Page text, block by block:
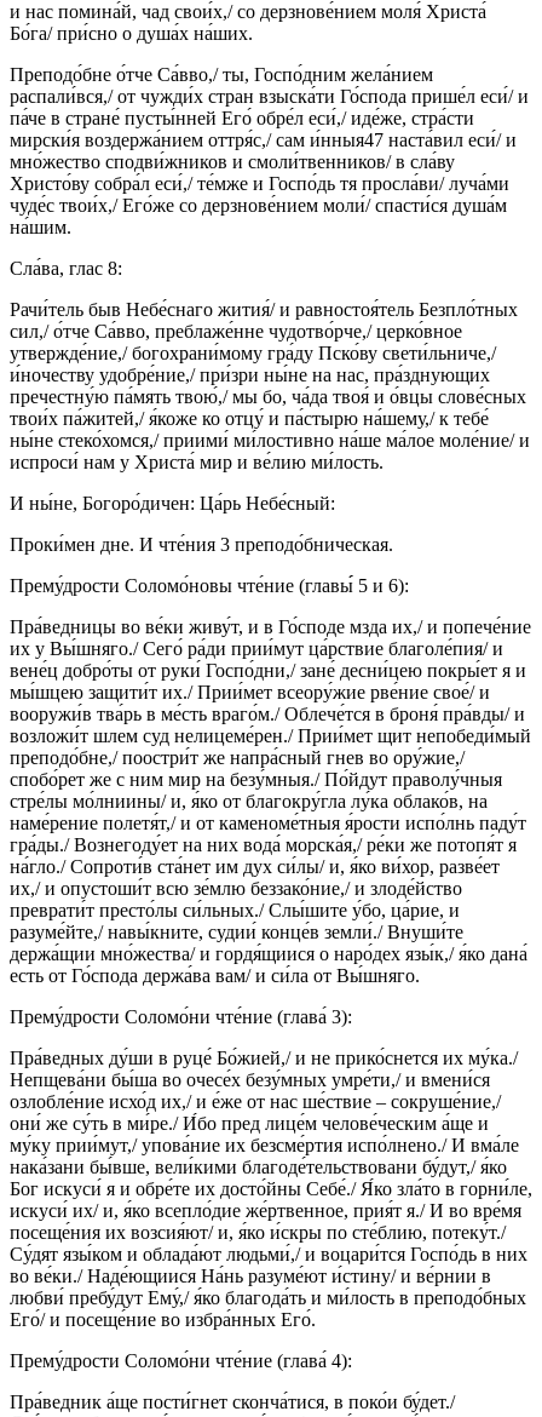
и нас помина́й, чад свои́х,/ со дерзнове́нием моля́ Христа́
Бо́га/ при́сно о душа́х на́ших.
Преподо́бне о́тче Са́вво,/ ты, Госпо́дним жела́нием
распали́вся,/ от чужди́х стран взыска́ти Го́спода прише́л еси́/ и
па́че в стране́ пусты́нней Его́ обре́л еси́,/ иде́же, стра́сти
мирски́я воздержа́нием оттря́с,/ сам и́нныя47 наста́вил еси́/ и
мно́жество сподви́жников и смоли́твенников/ в сла́ву
Христо́ву собра́л еси́,/ те́мже и Госпо́дь тя просла́ви/ луча́ми
чуде́с твои́х,/ Его́же со дерзнове́нием моли́/ спасти́ся душа́м
на́шим.
Сла́ва, глас 8:
Рачи́тель быв Небе́снаго жития́/ и равностоя́тель Безпло́тных
сил,/ о́тче Са́вво, преблаже́нне чудотво́рче,/ церко́вное
утвержде́ние,/ богохрани́мому гра́ду Пско́ву свети́льниче,/
и́ночеству удобре́ние,/ при́зри ны́не на нас, пра́зднующих
пречестну́ю па́мять твою́,/ мы бо, ча́да твоя́ и о́вцы слове́сных
твои́х па́житей,/ я́коже ко отцу́ и па́стырю на́шему,/ к тебе́
ны́не стеко́хомся,/ приими́ ми́лостивно на́ше ма́лое моле́ние/ и
испроси́ нам у Христа́ мир и ве́лию ми́лость.
И ны́не, Богоро́дичен: Ца́рь Небе́сный:
Проки́мен дне. И чте́ния 3 преподо́бническая.
Прему́дрости Соломо́новы чте́ние (главы́́ 5 и 6):
Пра́ведницы во ве́ки живу́т, и в Го́споде мзда их,/ и попече́ние
их у Вы́шняго./ Сего́ ра́ди прии́мут ца́рствие благоле́пия/ и
вене́ц добро́ты от руки́ Госпо́дни,/ зане́ десни́цею покры́ет я и
мы́шцею защити́т их./ Прии́мет всеору́жие рве́ние свое́/ и
вооружи́в тва́рь в ме́сть враго́м./ Облече́тся в броня́ пра́вды/ и
возложи́т шлем суд нелицеме́рен./ Прии́мет щит непобеди́мый
преподо́бне,/ поостри́т же напра́сный гнев во ору́жие,/
спобо́рет же с ним мир на безу́мныя./ По́йдут праволу́чныя
стре́лы мо́лниины/ и, я́ко от благокру́гла лу́ка облако́в, на
наме́рение полетя́т,/ и от каменоме́тныя я́рости испо́лнь паду́т
гра́ды./ Вознегоду́ет на них вода́ морска́я,/ ре́ки же потопя́т я
на́гло./ Сопроти́в ста́нет им дух си́лы/ и, я́ко ви́хор, разве́ет
их,/ и опустоши́т всю зе́млю беззако́ние,/ и злоде́йство
преврати́т престо́лы си́льных./ Слы́шите у́бо, ца́рие, и
разуме́йте,/ навы́кните, судии́ конце́в земли́./ Внуши́те
держа́щии мно́жества/ и гордя́щиися о наро́дех язы́к,/ я́ко дана́
есть от Го́спода держа́ва вам/ и си́ла от Вы́шняго.
Прему́дрости Соломо́ни чте́ние (глава́ 3):
Пра́ведных ду́ши в руце́ Бо́жией,/ и не прико́снется их му́ка./
Непщева́ни бы́ша во очесе́х безу́мных умре́ти,/ и вмени́ся
озлобле́ние исхо́д их,/ и е́же от нас ше́ствие – сокруше́ние,/
они́ же су́ть в ми́ре./ И́бо пред лице́м челове́ческим а́ще и
му́ку прии́мут,/ упова́ние их безсме́ртия испо́лнено./ И вма́ле
нака́зани бы́вше, вели́кими благоде́тельствовани бу́дут,/ я́ко
Бог искуси́ я и обре́те их досто́йны Себе́./ Я́ко зла́то в горни́ле,
искуси́ их/ и, я́ко всепло́дие же́ртвенное, прия́т я./ И во вре́мя
посеще́ния их возсия́ют/ и, я́ко и́скры по сте́блию, потеку́т./
Су́дят язы́ком и облада́ют людьми́,/ и воцари́тся Госпо́дь в них
во ве́ки./ Наде́ющиися На́нь разуме́ют и́стину/ и ве́рнии в
любви́ пребу́дут Ему́,/ я́ко благода́ть и ми́лость в преподо́бных
Его́/ и посеще́ние во избра́нных Его́.
Прему́дрости Соломо́ни чте́ние (глава́ 4):
Пра́ведник а́ще пости́гнет сконча́тися, в поко́и бу́дет./